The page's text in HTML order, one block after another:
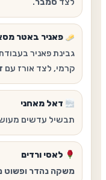
פאניר באטר
גבינת פאניר
קרמי, לצד אורז עם
דאל מאחני
תבשיל עדשים
לאסי ורדים
משקה נהדר ופשוט